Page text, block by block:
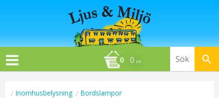
0 KR
Inomhusbelysning Bordslampor